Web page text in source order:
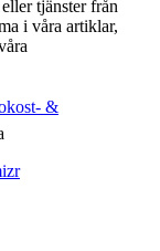
tjänster från
i våra artiklar,
&